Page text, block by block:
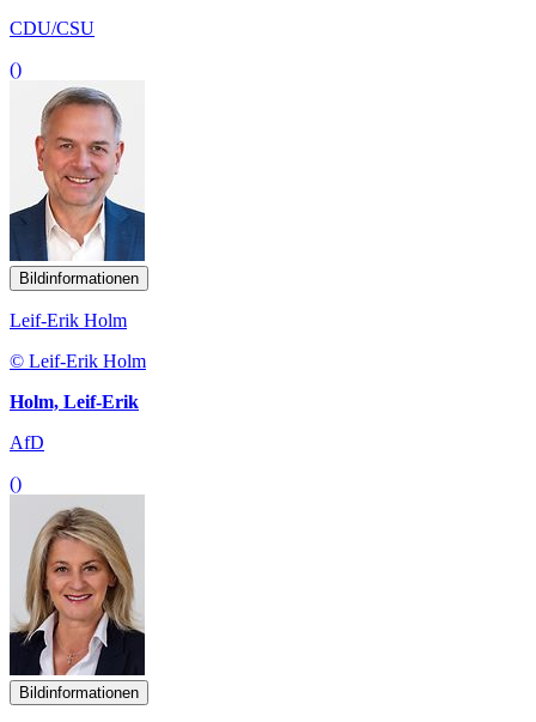
CDU/CSU
()
Bildinformationen
Leif-Erik Holm
© Leif-Erik Holm
Holm, Leif-Erik
AfD
()
Bildinformationen